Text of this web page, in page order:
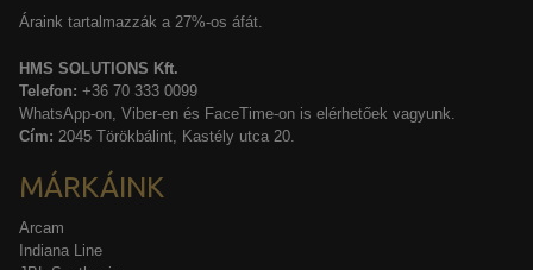
Áraink tartalmazzák a 27%-os áfát.
HMS SOLUTIONS Kft.
Telefon: +36 70 333 0099
WhatsApp-on, Viber-en és FaceTime-on is elérhetőek vagyunk.
Cím: 2045 Törökbálint, Kastély utca 20.
MÁRKÁINK
Arcam
Indiana Line